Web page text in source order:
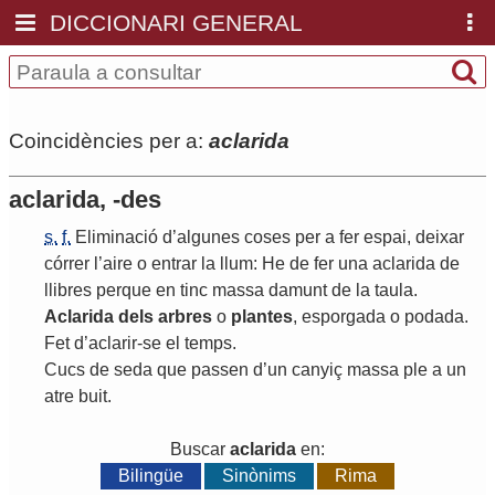
DICCIONARI GENERAL
Coincidències per a: aclarida
aclarida, -des
s. f. Eliminació d’algunes coses per a fer espai, deixar
córrer ’aire o entrar la llum: He de fer una aclarida de
llibres perque en tinc massa damunt de la taula.
Aclarida dels arbres o plantes, esporgada o podada.
Fet d’aclarir-se el temps.
Cucs de seda que passen d’un canyiç massa ple a un
atre buit.
Buscar aclarida en:
Bilingüe
Sinònims Rima